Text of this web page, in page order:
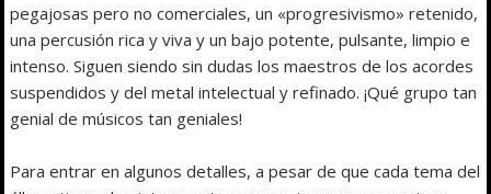
pegajosas pero no comerciales, un «progresivismo» retenido,
una percusión rica y viva y un bajo potente, pulsante, limpio e
intenso. Siguen siendo sin dudas los maestros de los acordes
suspendidos y del metal intelectual y refinado. ¡Qué grupo tan
genial de músicos tan geniales!
Para entrar en algunos detalles, a pesar de que cada tema del